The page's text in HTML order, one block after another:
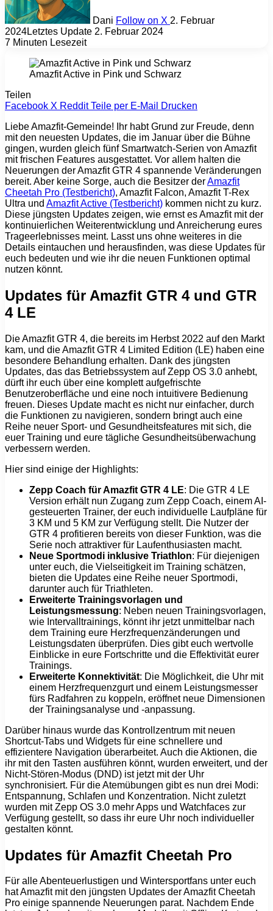
Dani Follow on X 2. Februar
2024Letztes Update 2. Februar 2024
7 Minuten Lesezeit
Amazfit Active in Pink und Schwarz
Teilen
Facebook X Reddit Teile per E-Mail
Drucken
Liebe Amazfit-Gemeinde! Ihr habt Grund zur Freude, denn
mit den neuesten Updates, die im Januar über die Bühne
gingen, wurden gleich fünf Smartwatch-Serien von Amazfit
mit frischen Features ausgestattet. Vor allem halten die
Neuerungen der Amazfit GTR 4 spannende Veränderungen
bereit. Aber keine Sorge, auch die Besitzer derAmazfit
Cheetah Pro (Testbericht), Amazfit Falcon, Amazfit T-Rex
Ultra und Amazfit Active (Testbericht) kommen nicht zu kurz.
Diese jüngsten Updates zeigen, wie ernst es Amazfit mit der
kontinuierlichen Weiterentwicklung und Anreicherung eures
Trageerlebnisses meint. Lasst uns ohne weiteres in die
Details eintauchen und herausfinden, was diese Updates für
euch bedeuten und wie ihr die neuen Funktionen optimal
nutzen könnt.
Updates für Amazfit GTR 4 und GTR
4 LE
Die Amazfit GTR 4, die bereits im Herbst 2022 auf den Markt
kam, und die Amazfit GTR 4 Limited Edition (LE) haben eine
besondere Behandlung erhalten. Dank des jüngsten
Updates, das das Betriebssystem auf Zepp OS 3.0 anhebt,
dürft ihr euch über eine komplett aufgefrischte
Benutzeroberfläche und eine noch intuitivere Bedienung
freuen. Dieses Update macht es nicht nur einfacher, durch
die Funktionen zu navigieren, sondern bringt auch eine
Reihe neuer Sport- und Gesundheitsfeatures mit sich, die
euer Training und eure tägliche Gesundheitsüberwachung
verbessern werden.
Hier sind einige der Highlights:
Zepp Coach für Amazfit GTR 4 LE: Die GTR 4 LE
Version erhält nun Zugang zum Zepp Coach, einem AI-
gesteuerten Trainer, der euch individuelle Laufpläne für
3 KM und 5 KM zur Verfügung stellt. Die Nutzer der
GTR 4 profitieren bereits von dieser Funktion, was die
Serie noch attraktiver für Laufenthusiasten macht.
Neue Sportmodi inklusive Triathlon: Für diejenigen
unter euch, die Vielseitigkeit im Training schätzen,
bieten die Updates eine Reihe neuer Sportmodi,
darunter auch für Triathleten.
Erweiterte Trainingsvorlagen und
Leistungsmessung: Neben neuen Trainingsvorlagen,
wie Intervalltrainings, könnt ihr jetzt unmittelbar nach
dem Training eure Herzfrequenzänderungen und
Leistungsdaten überprüfen. Dies gibt euch wertvolle
Einblicke in eure Fortschritte und die Effektivität eurer
Trainings.
Erweiterte Konnektivität: Die Möglichkeit, die Uhr mit
einem Herzfrequenzgurt und einem Leistungsmesser
fürs Radfahren zu koppeln, eröffnet neue Dimensionen
der Trainingsanalyse und -anpassung.
Darüber hinaus wurde das Kontrollzentrum mit neuen
Shortcut-Tabs und Widgets für eine schnellere und
effizientere Navigation überarbeitet. Auch die Aktionen, die
ihr mit den Tasten ausführen könnt, wurden erweitert, und der
Nicht-Stören-Modus (DND) ist jetzt mit der Uhr
synchronisiert. Für die Atemübungen gibt es nun drei Modi:
Entspannung, Schlafen und Konzentration. Nicht zuletzt
wurden mit Zepp OS 3.0 mehr Apps und Watchfaces zur
Verfügung gestellt, so dass ihr eure Uhr noch individueller
gestalten könnt.
Updates für Amazfit Cheetah Pro
Für alle Abenteuerlustigen und Wintersportfans unter euch
hat Amazfit mit den jüngsten Updates der Amazfit Cheetah
Pro einige spannende Neuerungen parat. Nachdem Ende